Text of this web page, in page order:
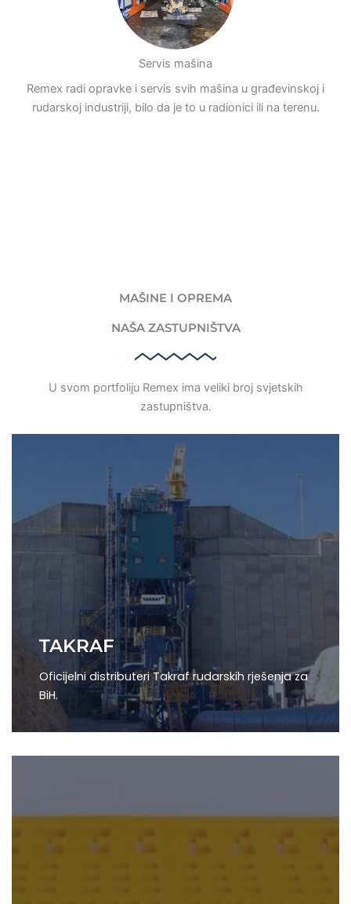
Servis mašina
Remex radi opravke i servis svih mašina u građevinskoj i
rudarskoj industriji, bilo da je to u radionici ili na terenu.
MAŠINE I OPREMA
NAŠA ZASTUPNIŠTVA
U svom portfoliju Remex ima veliki broj svjetskih
zastupništva.
TAKRAF
Oficijelni distributeri Takraf rudarskih rješenja za
BiH.